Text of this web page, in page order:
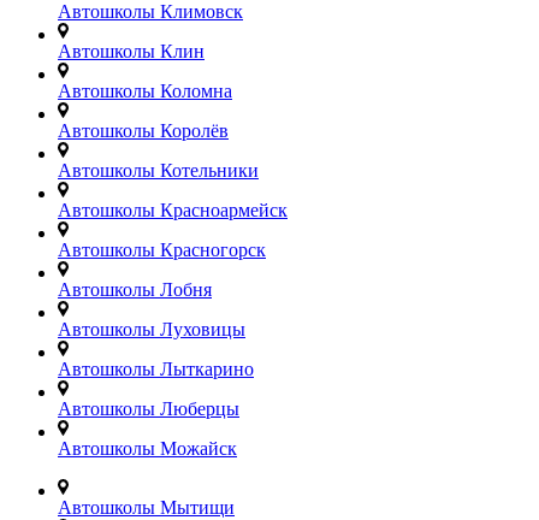
Автошколы Климовск
Автошколы Клин
Автошколы Коломна
Автошколы Королёв
Автошколы Котельники
Автошколы Красноармейск
Автошколы Красногорск
Автошколы Лобня
Автошколы Луховицы
Автошколы Лыткарино
Автошколы Люберцы
Автошколы Можайск
Автошколы Мытищи